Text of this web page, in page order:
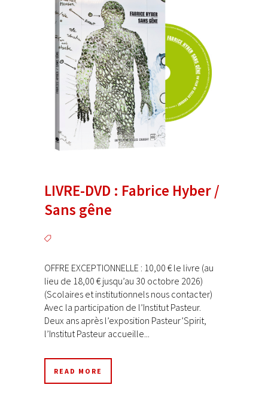
LIVRE-DVD : Fabrice Hyber /
Sans gêne
OFFRE EXCEPTIONNELLE : 10,00 € le livre (au
lieu de 18,00 € jusqu’au 30 octobre 2026)
(Scolaires et institutionnels nous contacter)
Avec la participation de l’Institut Pasteur.
Deux ans après l’exposition Pasteur’Spirit,
l’Institut Pasteur accueille...
READ MORE